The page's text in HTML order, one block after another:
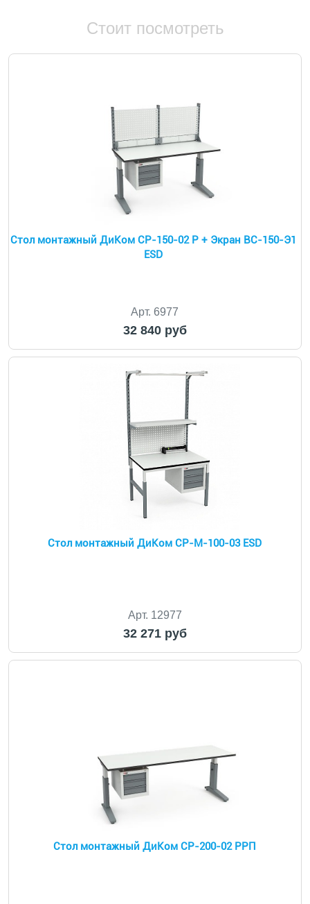
Стоит посмотреть
Стол монтажный ДиКом СР-150-02 Р + Экран ВС-150-Э1
ESD
Арт. 6977
32 840 руб
Стол монтажный ДиКом СР-М-100-03 ESD
Арт. 12977
32 271 руб
Cтол монтажный ДиКом СР-200-02 РРП